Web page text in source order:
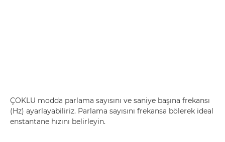
ÇOKLU modda parlama sayısını ve saniye başına frekansı
(Hz) ayarlayabiliriz. Parlama sayısını frekansa bölerek ideal
enstantane hızını belirleyin.